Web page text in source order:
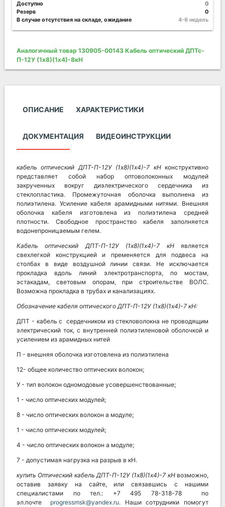
Доступно
0
Резерв
0
В случае отсутствия на складе, ожидание
4-6 недель
Аналогичный товар 130905-00143 Кабель оптический ДПТс-
П-12У (1х8)(1х4)-8кН
ОПИСАНИЕ ХАРАКТЕРИСТИКИ
ДОКУМЕНТАЦИЯ ВИДЕОИНСТРУКЦИИ
кабель оптический ДПТ-П-12У (1х8)(1х4)-7 кНконструктивно
представляет собой набор оптоволоконных модулей
закрученных вокруг диэлектрического сердечника из
стеклопластика. Промежуточная оболочка выполнена из
полиэтилена. Усиление кабеля арамидными нитями. Внешняя
оболочка кабеля изготовлена из полиэтилена средней
плотности. Свободное пространство кабеля заполняется
водонепроницаемым гелем.
Кабель оптическийДПТ-П-12У (1х8)(1х4)-7 кНявляется
свехлегкой конструкцией и пременяется для подвеса на
столбах в виде воздушной линии связи. Не исключается
прокладка вдоль линий электротранспорта, по мостам,
эстакадам, световым опорам, при строительстве ВОЛС.
Возможна прокладка в трубах и канализациях.
Обозначение кабеля оптическогоДПТ-П-12У (1х8)(1х4)-7 кН:
ДПТ - кабель с сердечником из стекловолокна не проводящим
электрический ток, с внутренней полиэтиленовой оболочкой и
усилением из арамидных нитей
П - внешняя оболочка изготовлена из полиэтилена
12- общее количество оптических волокон;
У - тип волокон одномодовые усовершенствованные;
1 - число оптических модулей;
8 - число оптических волокон а модуле;
1 - число оптических модулей;
4 - число оптических волокон а модуле;
7 - допустимая нагрузка на разрыв в кН.
купить Оптический кабельДПТ-П-12У (1х8)(1х4)-7 кНвозможно,
оставив заявку на сайте, или связавшись с нашими
специалистами по тел.: +7 495 78-318-78 по
эл.почте progressmsk@yandex.ru. Наши сотрудники помогут